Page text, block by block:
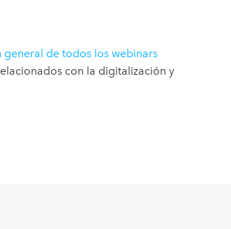
general de todos los webinars
con la digitalización y